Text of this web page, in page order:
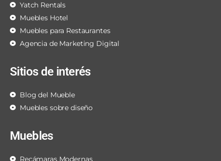
Yatch Rentals
Muebles Hotel
Muebles para Restaurantes
Agencia de Marketing Digital
Sitios de interés
Blog del Mueble
Muebles sobre diseño
Muebles
Recámaras Modernas